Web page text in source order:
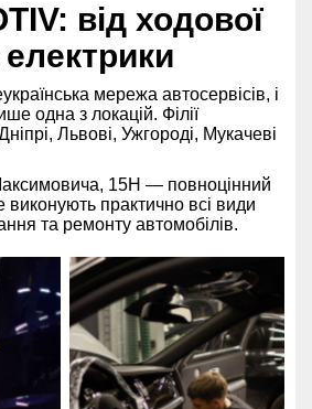
від ходової
мережа автосервісів, і
одна з локацій. Філії
Львові, Ужгороді, Мукачеві
15Н — повноцінний
виконують практично всі види
та ремонту автомобілів.